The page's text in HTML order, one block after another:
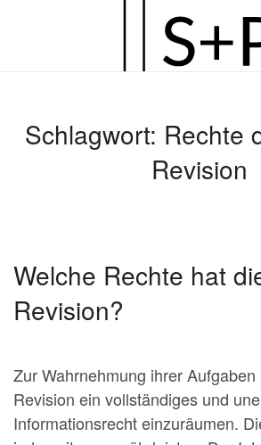
Schlagwort: Rechte
Revision
Welche Rechte hat
Revision?
Zur Wahrnehmung ihrer
Revision ein vollständiges und
Informationsrecht einzuräumen.